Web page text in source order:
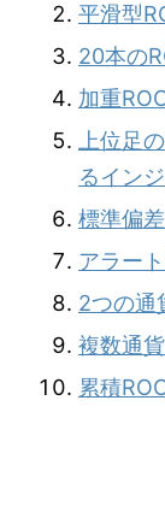
平滑型
20本の
加重
上位足
るインジ
標準偏
アラー
2つの通
複数通
累積